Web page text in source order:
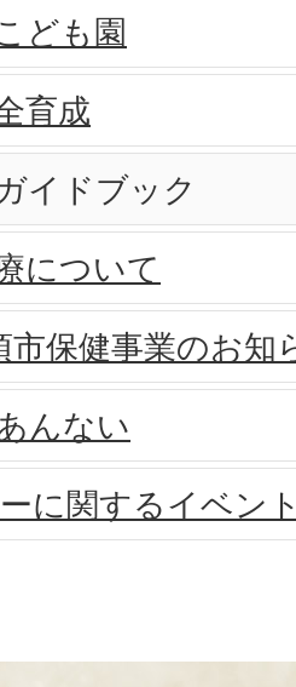
ども園
育成
イドブック
について
市保健事業のお知
んない
に関するイベン